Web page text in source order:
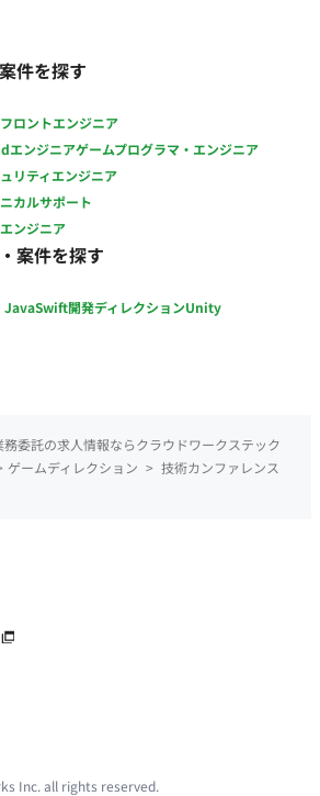
件を探す
フロントエンジニア
エンジニアゲームプログラマ・エンジニア
リティエンジニア
カルサポート
ンジニア
案件を探す
Swift開発ディレクションUnity
委託の求人情報ならクラウドワークステック
ゲームディレクション > 技術カンファレンス
Inc. all rights reserved.